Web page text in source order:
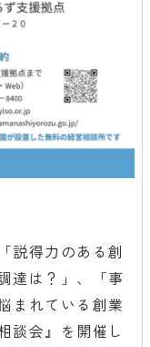
説得力のある創
達は？」、「事
まれている創業
談会』を開催し